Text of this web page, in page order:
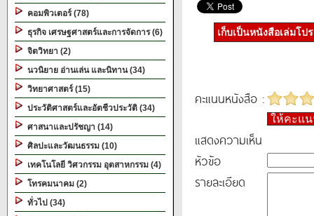
คอมพิวเตอร์ (78)
ธุรกิจ เศรษฐศาสตร์และการจัดการ (6)
จิตวิทยา (2)
นวนิยาย อ่านเล่น และนิทาน (34)
วิทยาศาสตร์ (15)
ประวัติศาสตร์และอัตชีวประวัติ (34)
ศาสนาและปรัชญา (14)
ศิลปะและวัฒนธรรม (10)
เทคโนโลยี วิศวกรรม อุตสาหกรรม (4)
โทรคมนาคม (2)
ทั่วไป (34)
เก็บเป็นหนังสือเล่มโป
คะแนนหนังสือ :
ให้คะแ
แสดงความเห็น
หัวข้อ
รายละเอียด